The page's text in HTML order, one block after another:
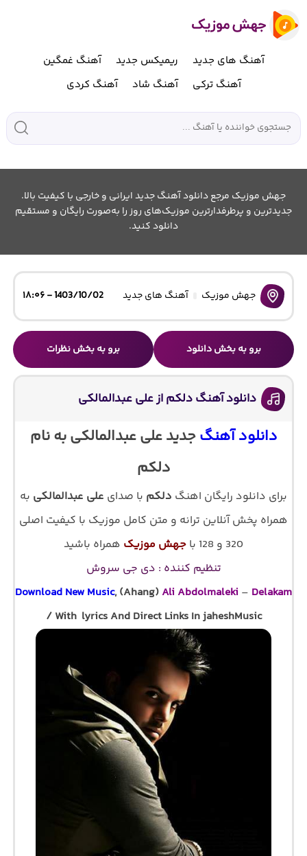
آهنگ های جدید ریمیکس جدید
آهنگ غمگین
آهنگ ترکی
آهنگ شاد آهنگ کردی
جهش موزیک مرجع دانلود آهنگ جدید ایرانی و خارجی با کیفیت بالا.
جدیدترین و پرطرفدارترین موزیک‌های روز را به‌صورت رایگان و مستقیم
دانلود کنید.
جهش موزیک آهنگ های جدید 1403/10/02 - ۱۸:۰۶
برو به بخش دانلود برو به بخش نظرات
دانلود آهنگ دلکم از علی عبدالمالکی
دانلود آهنگجدید علی عبدالمالکی به نام
دلکم
برای دانلود رایگان اهنگ دلکم با صدای علی عبدالمالکی به
همراه پخش آنلاین ترانه و متن کامل موزیک با کیفیت اصلی
320 و 128 با
جهش موزیک همراه باشید
تنظیم کننده : دی جی سروش
Download New Music, (Ahang) Ali Abdolmaleki – Delakam
/ With lyrics And Direct Links In jaheshMusic